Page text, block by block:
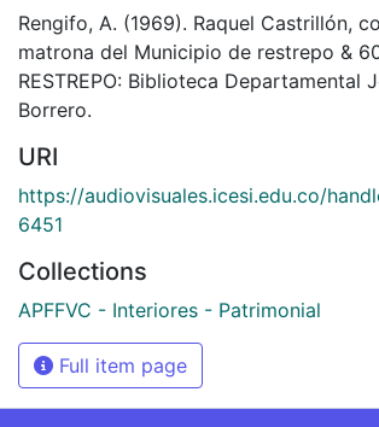
Rengifo, A. (1969). Raquel Castrillón,
matrona del Municipio de restrepo &
RESTREPO: Biblioteca Departamental
Borrero.
URI
https://audiovisuales.icesi.edu.co/
6451
Collections
APFFVC - Interiores - Patrimonial
Full item page